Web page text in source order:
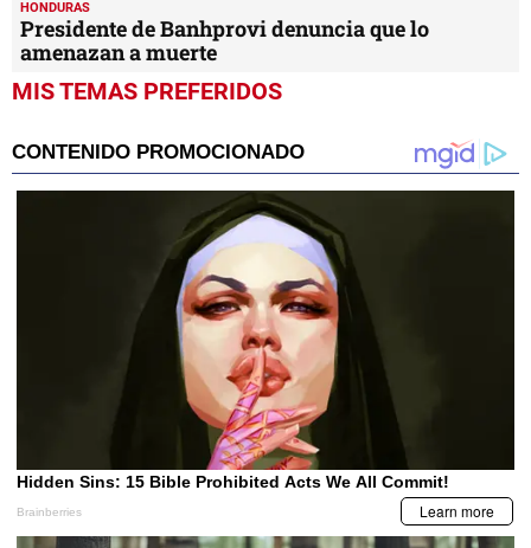
HONDURAS
Presidente de Banhprovi denuncia que lo
amenazan a muerte
MIS TEMAS PREFERIDOS